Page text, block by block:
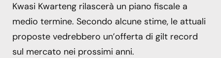
Kwasi Kwarteng rilascerà un piano fiscale a
medio termine. Secondo alcune stime, le attuali
proposte vedrebbero un’offerta di gilt record
sul mercato nei prossimi anni.